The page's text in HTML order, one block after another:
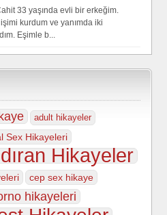
33 yaşında evli bir erkeğim.
kurdum ve yanımda iki
Eşimle b...
adult hikayeler
Sex Hikayeleri
Hikayeler
cep sex hikaye
hikayeleri